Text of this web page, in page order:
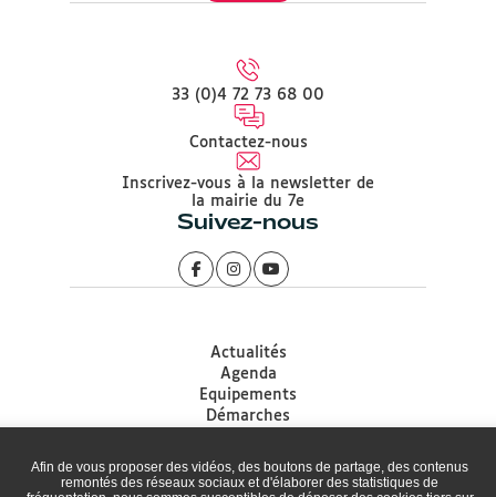
Afin de vous proposer des vidéos, des boutons de partage, des contenus
remontés des réseaux sociaux et d'élaborer des statistiques de
33 (0)4 72 73 68 00
Contactez-nous
Inscrivez-vous à la newsletter de
la mairie du 7e
Suivez-nous
Actualités
Agenda
Equipements
Démarches
Accessibilité
Plan du site